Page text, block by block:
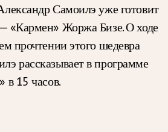
Самоилэ уже готовит
«Кармен» Жоржа Бизе. О ходе
прочтении этого шедевра
рассказывает в программе
в 15 часов.